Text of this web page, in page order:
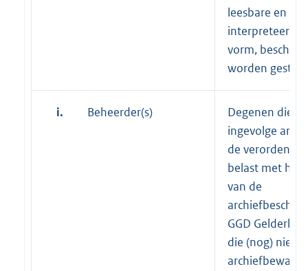
leesbare en
vorm,
worden
i. Beheerder(s)
Degenen die
ingevolge
de
belast met het
van de
GGD
die (nog) niet